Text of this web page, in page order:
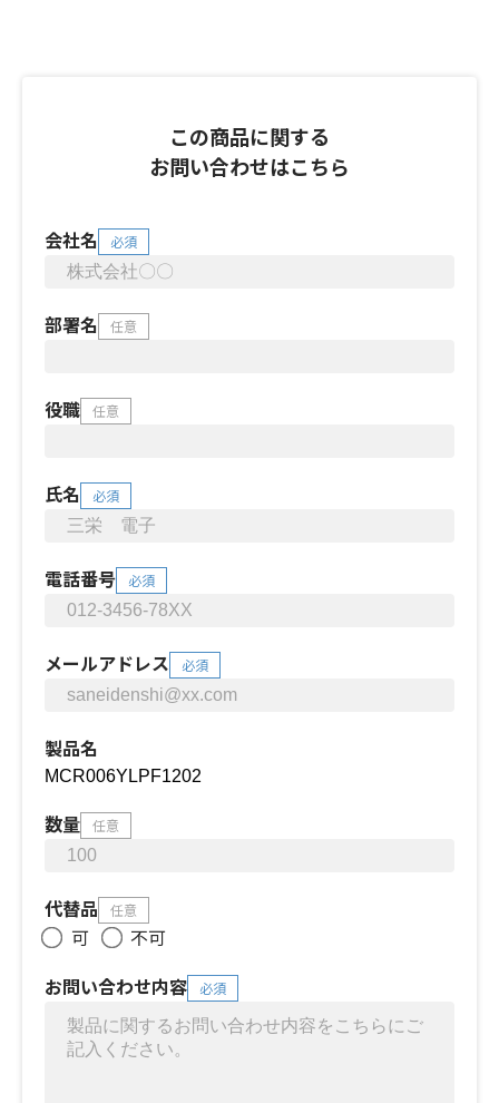
この商品に関する
お問い合わせはこちら
会社名 必須
部署名 任意
役職 任意
氏名 必須
電話番号 必須
メールアドレス 必須
製品名
数量 任意
代替品 任意
可
不可
お問い合わせ内容
必須